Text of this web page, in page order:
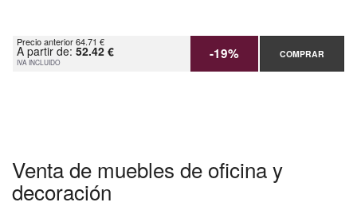
Precio anterior 64.71 €
A partir de: 52.42 €
IVA INCLUIDO -19% COMPRAR
Venta de muebles de oficina y
decoración